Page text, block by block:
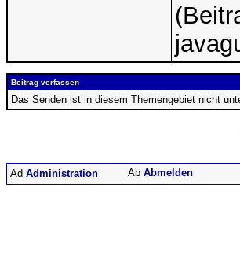
Beitrag verfassen
Das Senden ist in diesem Themengebiet nicht
Administration Abmelden